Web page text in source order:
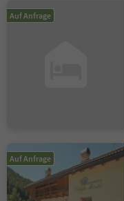
Auf Anfrage
Auf Anfrage